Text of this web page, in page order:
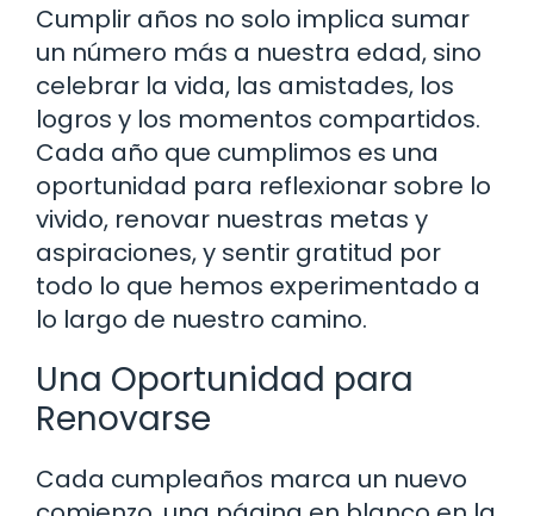
Cumplir años no solo implica sumar
un número más a nuestra edad, sino
celebrar la vida, las amistades, los
logros y los momentos compartidos.
Cada año que cumplimos es una
oportunidad para reflexionar sobre lo
vivido, renovar nuestras metas y
aspiraciones, y sentir gratitud por
todo lo que hemos experimentado a
lo largo de nuestro camino.
Una Oportunidad para
Renovarse
Cada cumpleaños marca un nuevo